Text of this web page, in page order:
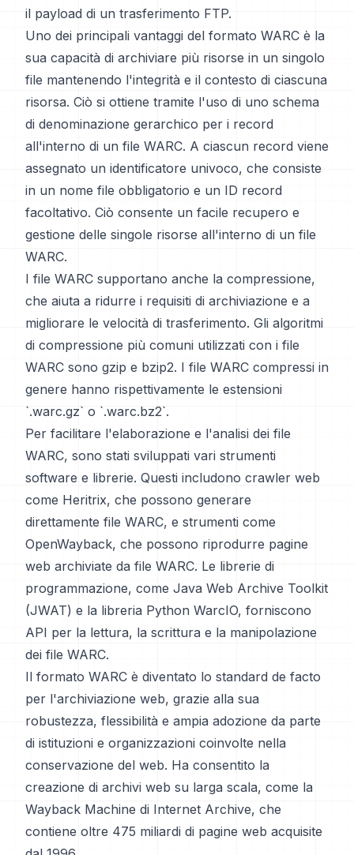
il payload di un trasferimento FTP.
Uno dei principali vantaggi del formato WARC è la
sua capacità di archiviare più risorse in un singolo
file mantenendo l'integrità e il contesto di ciascuna
risorsa. Ciò si ottiene tramite l'uso di uno schema
di denominazione gerarchico per i record
all'interno di un file WARC. A ciascun record viene
assegnato un identificatore univoco, che consiste
in un nome file obbligatorio e un ID record
facoltativo. Ciò consente un facile recupero e
gestione delle singole risorse all'interno di un file
WARC.
I file WARC supportano anche la compressione,
che aiuta a ridurre i requisiti di archiviazione e a
migliorare le velocità di trasferimento. Gli algoritmi
di compressione più comuni utilizzati con i file
WARC sono gzip e bzip2. I file WARC compressi in
genere hanno rispettivamente le estensioni
`.warc.gz` o `.warc.bz2`.
Per facilitare l'elaborazione e l'analisi dei file
WARC, sono stati sviluppati vari strumenti
software e librerie. Questi includono crawler web
come Heritrix, che possono generare
direttamente file WARC, e strumenti come
OpenWayback, che possono riprodurre pagine
web archiviate da file WARC. Le librerie di
programmazione, come Java Web Archive Toolkit
(JWAT) e la libreria Python WarcIO, forniscono
API per la lettura, la scrittura e la manipolazione
dei file WARC.
Il formato WARC è diventato lo standard de facto
per l'archiviazione web, grazie alla sua
robustezza, flessibilità e ampia adozione da parte
di istituzioni e organizzazioni coinvolte nella
conservazione del web. Ha consentito la
creazione di archivi web su larga scala, come la
Wayback Machine di Internet Archive, che
contiene oltre 475 miliardi di pagine web acquisite